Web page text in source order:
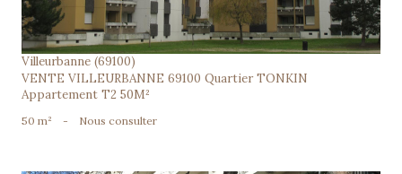
Villeurbanne (69100)
VENTE VILLEURBANNE 69100 Quartier TONKIN
Appartement T2 50M²
50 m² - Nous consulter